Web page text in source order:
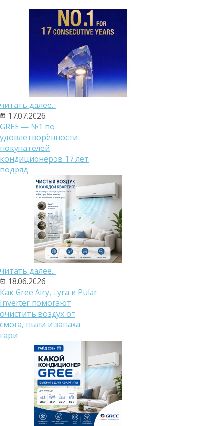
читать далее...
17.07.2026
GREE — №1 по
удовлетворённости
покупателей
кондиционеров 17 лет
подряд
читать далее...
18.06.2026
Как Gree Airy, Lyra и Pular
Inverter помогают
очистить воздух от
смога, пыли и запаха
гари